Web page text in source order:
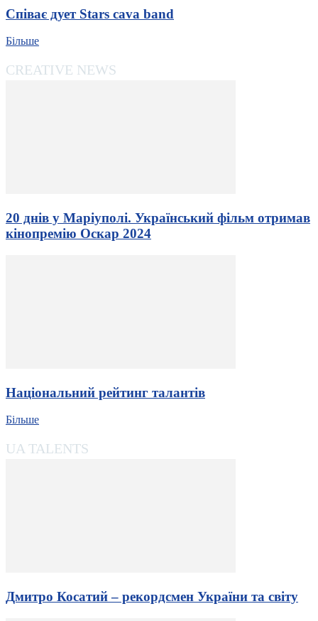
Співає дует Stars cava band
Більше
CREATIVE NEWS
20 днів у Маріуполі. Український фільм отримав
кінопремію Оскар 2024
Національний рейтинг талантів
Більше
UA TALENTS
Дмитро Косатий – рекордсмен України та світу